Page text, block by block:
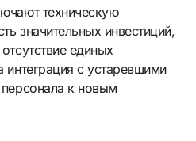
техническую
значительных инвестиций,
единых
с устаревшими
к новым